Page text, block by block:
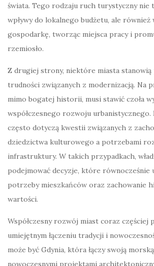
świata. Tego rodzaju ruch turystyczny nie
wpływy do lokalnego budżetu, ale również
gospodarkę, tworząc miejsca pracy i
rzemiosło.
Z drugiej strony, niektóre miasta stanowią
trudności związanych z modernizacją. Na
mimo bogatej historii, musi stawić czoła
współczesnego rozwoju
często dotyczą kwestii związanych z
dziedzictwa kulturowego a potrzebami
infrastruktury. W takich przypadkach,
podejmować decyzje, które równocześnie
potrzeby mieszkańców oraz zachowanie
wartości.
Współczesny rozwój miast coraz częściej
umiejętnym łączeniu tradycji i
może być Gdynia, która łączy swoją
nowoczesnymi projektami